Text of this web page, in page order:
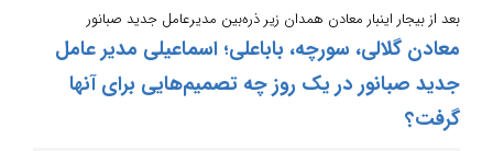
بعد از بیجار اینبار معادن همدان زیر ذره‌بین مدیرعامل جدید صبانور
معادن گلالی، سورچه، باباعلی؛ اسماعیلی مدیر عامل
جدید صبانور در یک روز چه تصمیم‌هایی برای آنها
گرفت؟